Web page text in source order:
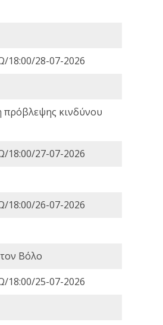
18:00/28-07-2026
πρόβλεψης κινδύνου
18:00/27-07-2026
18:00/26-07-2026
Βόλο
18:00/25-07-2026